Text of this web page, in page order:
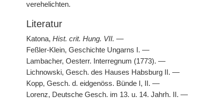
verehelichten.
Literatur
Katona, Hist. crit. Hung. VII. —
Feßler-Klein, Geschichte Ungarns I. —
Lambacher, Oesterr. Interregnum (1773). —
Lichnowski, Gesch. des Hauses Habsburg II. —
Kopp, Gesch. d. eidgenöss. Bünde I, II. —
Lorenz, Deutsche Gesch. im 13. u. 14. Jahrh. II. —